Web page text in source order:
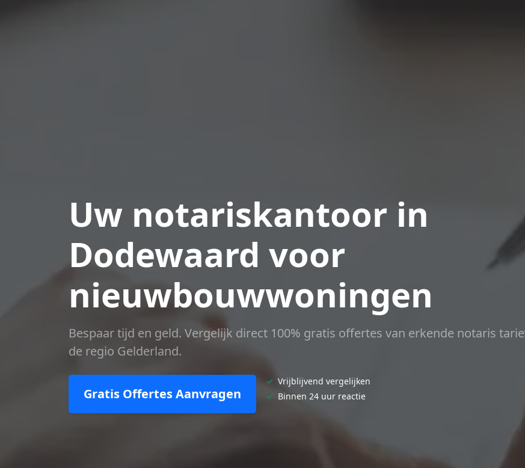
Uw notariskantoor in
Dodewaard voor
nieuwbouwwoningen
Bespaar tijd en geld. Vergelijk direct 100% gratis offertes van erkende notaris
de regio Gelderland.
Gratis Offertes Aanvragen
✓ Vrijblijvend vergelijken
✓ Binnen 24 uur reactie